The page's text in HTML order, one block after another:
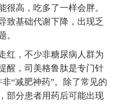
很高，吃多了一样会胖。
致基础代谢下降，出现乏
。
红，不少非糖尿病人群为
醒，司美格鲁肽是专门针
“减肥神药”。除了常见的
部分患者用药后可能出现